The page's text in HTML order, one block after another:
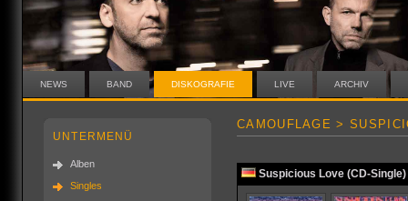
NEWS BAND DISKOGRAFIE LIVE ARCHIV
UNTERMENÜ
Alben
Singles
CAMOUFLAGE >
Suspicious Love (CD-Single)